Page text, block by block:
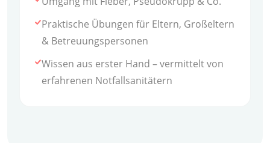
Praktische Übungen für Eltern, Großeltern
& Betreuungspersonen
Wissen aus erster Hand – vermittelt von
erfahrenen Notfallsanitätern